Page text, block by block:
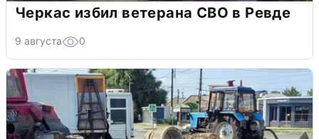
Черкас избил ветерана СВО в Ревде
9 августа 0